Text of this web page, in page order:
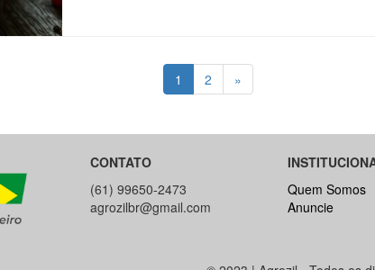
1 2 »
CONTATO
(61) 99650-2473
agrozilbr@gmail.com
Quem Somos
Anuncie